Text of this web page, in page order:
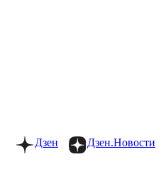
Дзен.Новости
Дзен